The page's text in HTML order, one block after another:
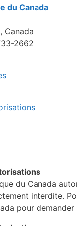
du Canada
Canada
2662
du Canada
interdite.
pour